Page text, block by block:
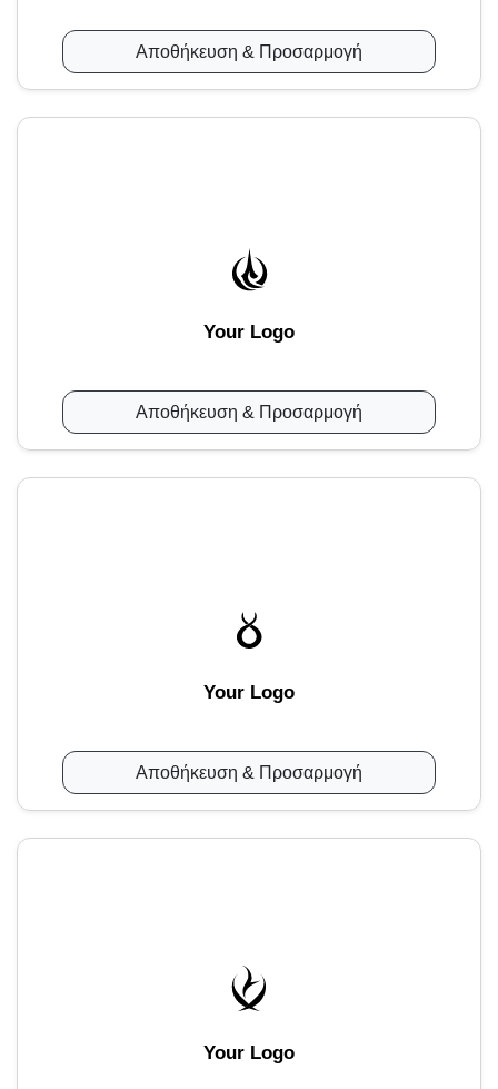
Αποθήκευση & Προσαρμογή
Your Logo
Αποθήκευση & Προσαρμογή
Your Logo
Αποθήκευση & Προσαρμογή
Your Logo